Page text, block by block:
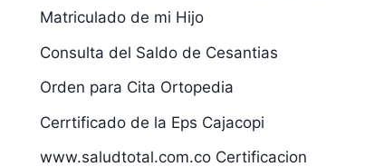
Matriculado de mi Hijo
Consulta del Saldo de Cesantias
Orden para Cita Ortopedia
Cerrtificado de la Eps Cajacopi
www.saludtotal.com.co Certificacion